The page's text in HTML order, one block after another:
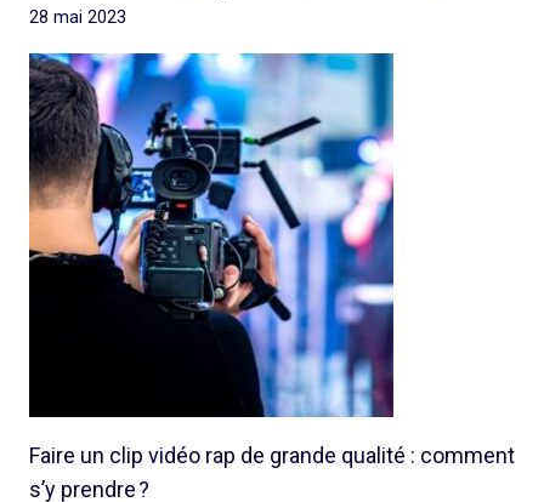
28 mai 2023
Faire un clip vidéo rap de grande qualité : comment
s’y prendre ?